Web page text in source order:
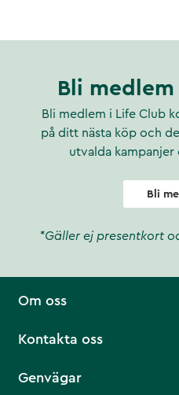
Bli
Bli medlem i Life Club
på ditt nästa köp och
utvalda
Bli
*Gäller ej presentkort
Om oss
Kontakta oss
Genvägar